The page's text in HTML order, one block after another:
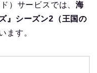
）サービスでは、海
』シーズン2（王国の
ます。